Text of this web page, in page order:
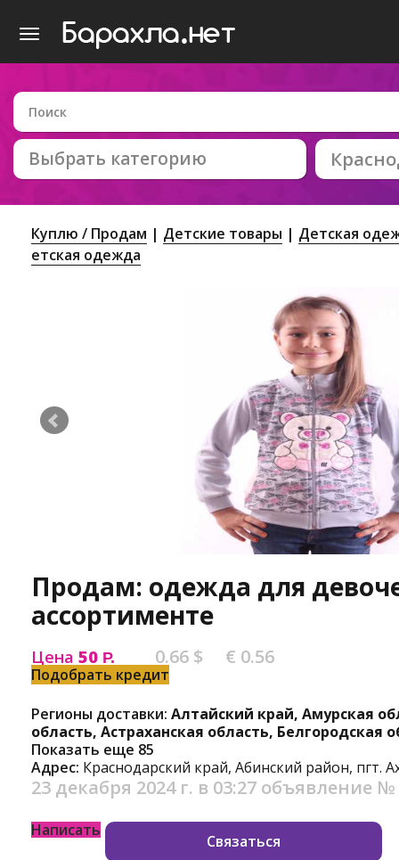
Выбрать категорию
Куплю / Продам Детские товары
Детская
етская одежда
Продам: одежда для
ассортименте
Цена 50 Р. 0.66 $ € 0.56
Подобрать кредит
Регионы доставки: Алтайский край, Амурская
область, Астраханская область, Белгородская
Показать еще 85
Адрес: Краснодарский край, Абинский район, пгт.
23 декабря 2024 г. в 03:27 объявление №
Написать
Связаться